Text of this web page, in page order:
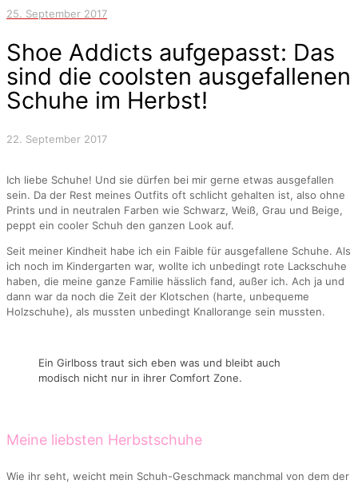
25. September 2017
Shoe Addicts aufgepasst: Das
sind die coolsten ausgefallenen
Schuhe im Herbst!
22. September 2017
Ich liebe Schuhe! Und sie dürfen bei mir gerne etwas ausgefallen
sein. Da der Rest meines Outfits oft schlicht gehalten ist, also ohne
Prints und in neutralen Farben wie Schwarz, Weiß, Grau und Beige,
peppt ein cooler Schuh den ganzen Look auf.
Seit meiner Kindheit habe ich ein Faible für ausgefallene Schuhe. Als
ich noch im Kindergarten war, wollte ich unbedingt rote Lackschuhe
haben, die meine ganze Familie hässlich fand, außer ich. Ach ja und
dann war da noch die Zeit der Klotschen (harte, unbequeme
Holzschuhe), als mussten unbedingt Knallorange sein mussten.
Ein Girlboss traut sich eben was und bleibt auch
modisch nicht nur in ihrer Comfort Zone.
Meine liebsten Herbstschuhe
Wie ihr seht, weicht mein Schuh-Geschmack manchmal von dem der